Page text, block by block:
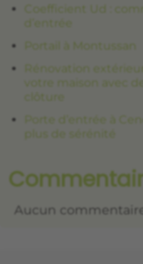
Coefficient Ud :
d’entrée
Portail à Montussan
Rénovation
votre maison avec
clôture
Porte d’entrée à
plus de sérénité
Aucun